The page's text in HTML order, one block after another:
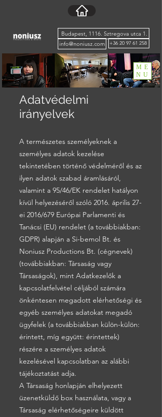
info@noniusz.com +36 20 97 61 258
Budapest, 1116. Sztregova utca 1.
ME
NU
Adatvédelmi
irányelvek
A természetes személyeknek a
személyes adatok kezelése
tekintetében történő védelméről és az
ilyen adatok szabad áramlásáról,
valamint a 95/46/EK rendelet hatályon
kívül helyezéséről szóló 2016. április 27-
ei 2016/679 Európai Parlamenti és
Tanácsi (EU) rendelet (a továbbiakban:
GDPR) alapján a Si-bemol Bt. és
Noniusz Productions Bt. (cégnevek)
(továbbiakban: Társaság vagy
Társaságok), mint Adatkezelők a
kapcsolatfelvétel céljából számára
önkéntesen megadott elérhetőségi és
egyéb személyes adatokat megadó
ügyfelek (a továbbiakban külön-külön:
érintett, míg együtt: érintettek)
részére a személyes adatok
kezelésével kapcsolatban az alábbi
tájékoztatást adja.
A Társaság honlapján elhelyezett
üzenetküldő box használata, vagy a
Társaság elérhetőségeire küldött